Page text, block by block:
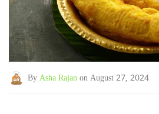
By Asha Rajan on August 27, 2024